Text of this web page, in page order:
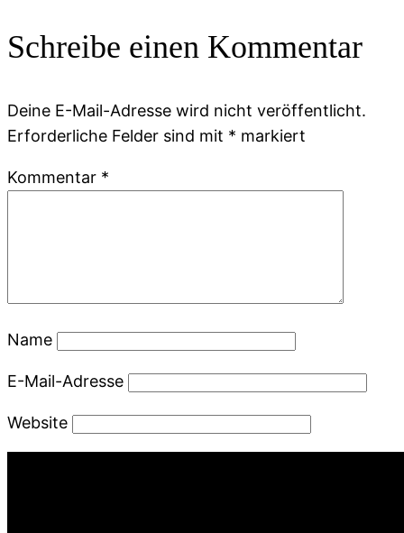
Schreibe einen Kommentar
Deine E-Mail-Adresse wird nicht veröffentlicht.
Erforderliche Felder sind mit * markiert
Kommentar *
Name
E-Mail-Adresse
Website